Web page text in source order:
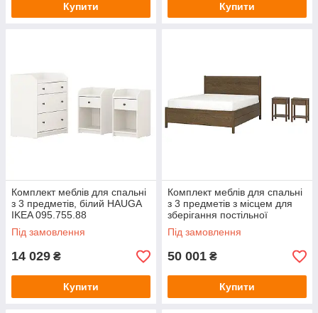
Купити Купити
Комплект меблів для спальні
з 3 предметів, білий HAUGA
IKEA 095.755.88
Під замовлення
14 029 ₴
Купити
Комплект меблів для спальні
з 3 предметів з місцем для
зберігання постільної
білизни/коричневий дубовий
шпон, 140x200 см TONSTAD
Під замовлення
50 001 ₴
Купити